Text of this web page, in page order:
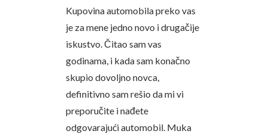
Kupovina automobila preko vas
je za mene jedno novo i drugačije
iskustvo. Čitao sam vas
godinama, i kada sam konačno
skupio dovoljno novca,
definitivno sam rešio da mi vi
preporučite i nađete
odgovarajući automobil. Muka